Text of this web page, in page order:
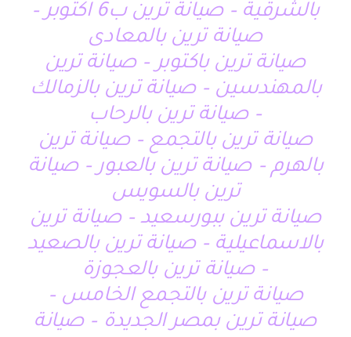
بالشرقية – صيانة ترين ب6 اكتوبر –
صيانة ترين بالمعادى
صيانة ترين باكتوبر – صيانة ترين
بالمهندسين – صيانة ترين بالزمالك
– صيانة ترين بالرحاب
صيانة ترين بالتجمع – صيانة ترين
بالهرم – صيانة ترين بالعبور – صيانة
ترين بالسويس
صيانة ترين ببورسعيد – صيانة ترين
بالاسماعيلية – صيانة ترين بالصعيد
– صيانة ترين بالعجوزة
صيانة ترين بالتجمع الخامس –
صيانة ترين بمصر الجديدة – صيانة